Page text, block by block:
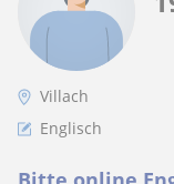
Villach
Englisch